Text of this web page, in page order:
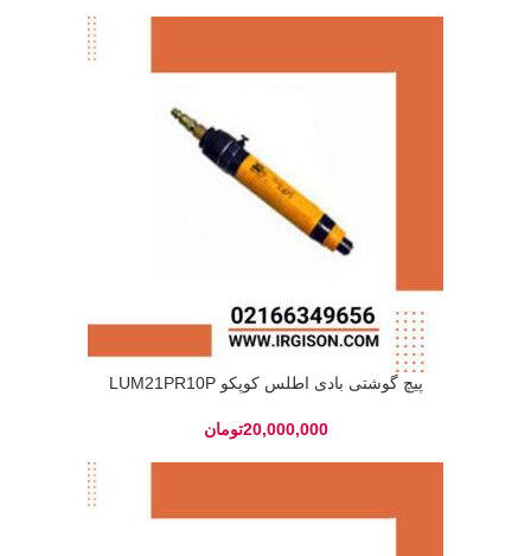
پیچ گوشتی بادی اطلس کوپکو LUM21PR10P
تومان